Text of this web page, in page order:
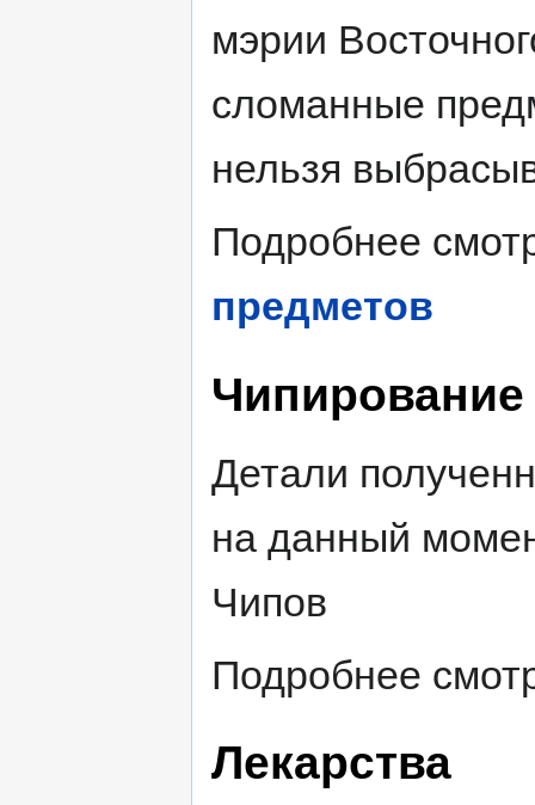
мэрии
сломанные
нельзя
Подробнее
предметов
Чипирование
Детали
на данный
Чипов
Подробнее
Лекарства